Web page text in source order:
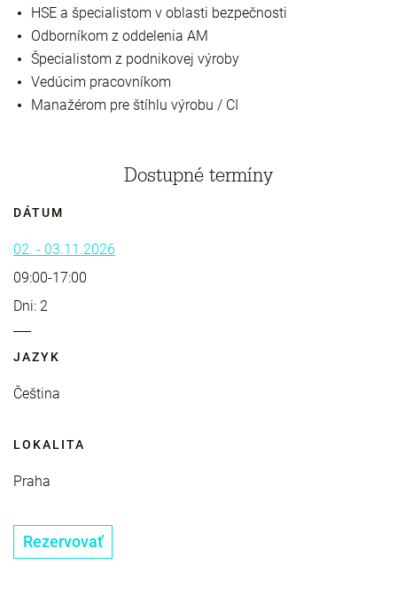
HSE a špecialistom v oblasti bezpečnosti
Odborníkom z oddelenia AM
Špecialistom z podnikovej výroby
Vedúcim pracovníkom
Manažérom pre štíhlu výrobu / CI
Dostupné termíny
DÁTUM
02. - 03.11.2026
09:00-17:00
Dni: 2
JAZYK
Čeština
LOKALITA
Praha
Rezervovať